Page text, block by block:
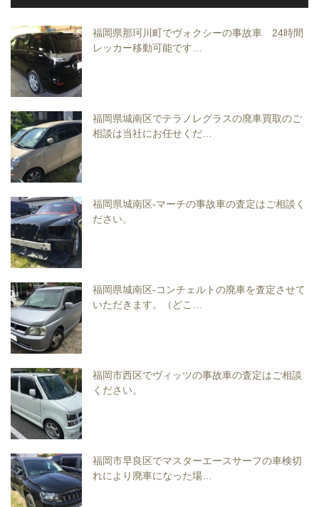
福岡県那珂川町でヴォクシーの事故車 24時間
レッカー移動可能です…
福岡県城南区でテラノレグラスの廃車買取のご
相談は当社にお任せくだ…
福岡県城南区-マーチの事故車の査定はご相談く
ださい。
福岡県城南区-コンチェルトの廃車を査定させて
いただきます。（どこ…
福岡市西区でヴィッツの事故車の査定はご相談
ください。
福岡市早良区でマスターエースサーフの車検切
れにより廃車になった場…